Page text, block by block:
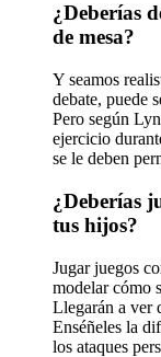
¿Deberías
de mesa?
Y seamos
debate, puede
Pero según
ejercicio
se le deben
¿Deberías
tus hijos?
Jugar juegos
modelar cómo
Llegarán a ver
Enséñeles la
los ataques